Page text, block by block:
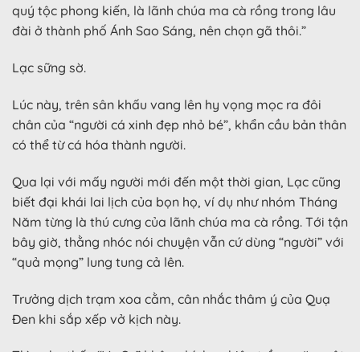
quý tộc phong kiến, là lãnh chúa ma cà rồng trong lâu
đài ở thành phố Ánh Sao Sáng, nên chọn gã thôi.”
Lạc sững sờ.
Lúc này, trên sân khấu vang lên hy vọng mọc ra đôi
chân của “người cá xinh đẹp nhỏ bé”, khẩn cầu bản thân
có thể từ cá hóa thành người.
Qua lại với mấy người mới đến một thời gian, Lạc cũng
biết đại khái lai lịch của bọn họ, ví dụ như nhóm Tháng
Năm từng là thú cưng của lãnh chúa ma cà rồng. Tới tận
bây giờ, thằng nhóc nói chuyện vẫn cứ dùng “người” với
“quả mọng” lung tung cả lên.
Trưởng dịch trạm xoa cằm, cân nhắc thâm ý của Quạ
Đen khi sắp xếp vở kịch này.